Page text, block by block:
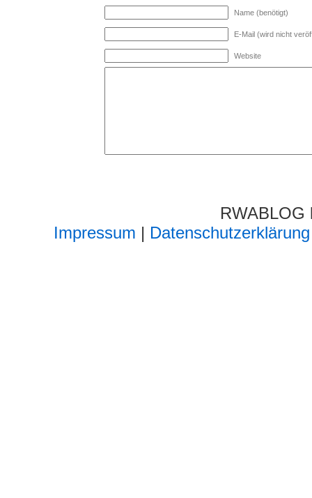
Name (benötigt)
E-Mail (wird nicht
Website
Impressum | Datenschutzerklärung